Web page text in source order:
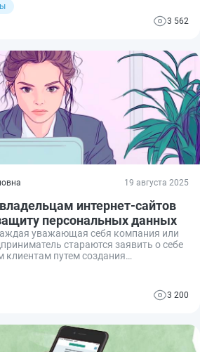
3 562
19 августа 2025
интернет-сайтов
персональных данных
уважающая себя компания или
стараются заявить о себе
клиентам путем создания
а, например, разместили на своем
или используете куки, то вы уже
персональных данных и должны
что нужно знать владельцу интернет-
законодательство о защите
не нарваться на очень неприятные
3 200